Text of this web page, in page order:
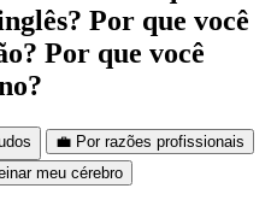
Por que você
Por que você
💼 Por razões profissionais
meu cérebro